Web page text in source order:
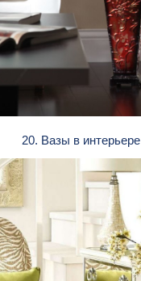
20. Вазы в интерьере